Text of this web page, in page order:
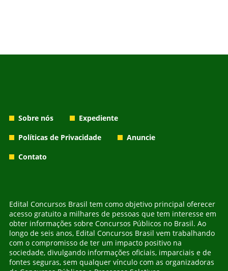
Sobre nós
Expediente
Políticas de Privacidade
Anuncie
Contato
Edital Concursos Brasil tem como objetivo principal oferecer
acesso gratuito a milhares de pessoas que tem interesse em
obter informações sobre Concursos Públicos no Brasil. Ao
longo de seis anos, Edital Concursos Brasil vem trabalhando
com o compromisso de ter um impacto positivo na
sociedade, divulgando informações oficiais, imparciais e de
fontes seguras, sem qualquer vínculo com as organizadoras